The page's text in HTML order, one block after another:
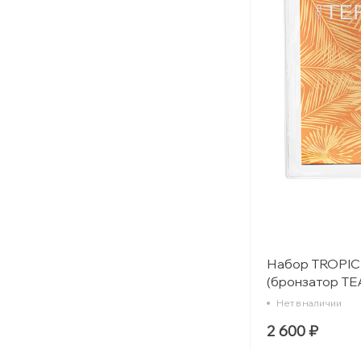
Набор
(бронзатор
кабуки)
Нет в наличии
2 600 ₽